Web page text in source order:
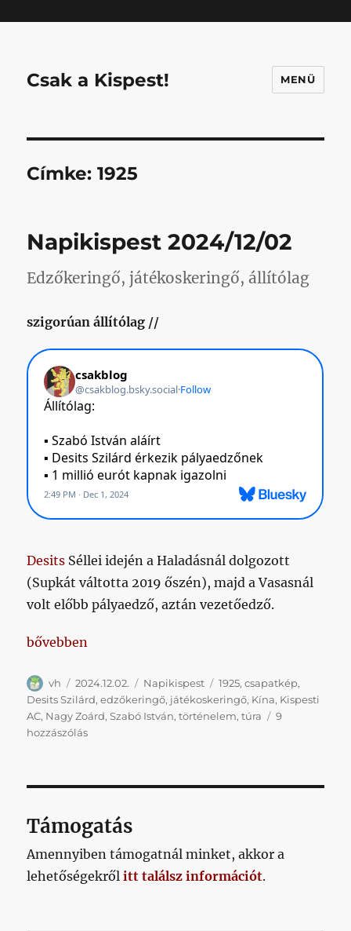
Csak a Kispest! MENÜ
Címke:1925
Napikispest 2024/12/02
Edzőkeringő, játékoskeringő, állítólag
szigorúan állítólag //
Desits Séllei idején a Haladásnál dolgozott
(Supkát váltotta 2019 őszén), majd a Vasasnál
volt előbb pályaedző, aztán vezetőedző.
„Napikispest 2024/12/02”
bővebben
Szerző
vh Közzétéve
2024.12.02. Kategória
Napikispest Címke
1925,csapatkép,
Desits Szilárd,edzőkeringő, játékoskeringő, Kína, Kispesti
AC, Nagy Zoárd,Szabó István,történelem,túra
9
hozzászólásNapikispest
Támogatás
Amennyiben támogatnál minket, akkor a
lehetőségekrőlitt találsz információt.